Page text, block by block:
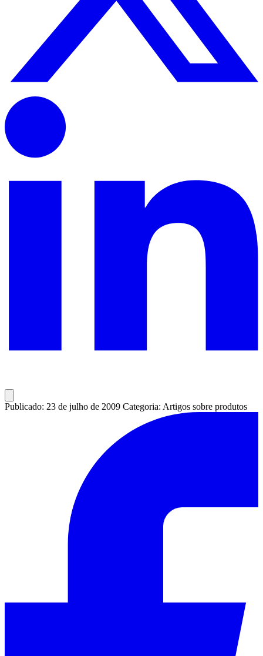
Publicado: 23 de julho de 2009 Categoria: Artigos sobre produtos